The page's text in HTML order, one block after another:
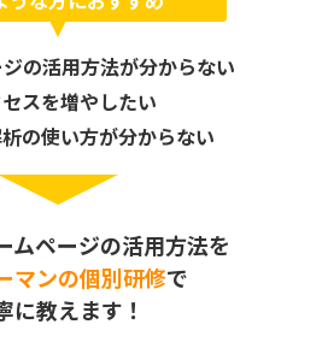
の活用方法が分からない
スを増やしたい
の使い方が分からない
ムページの活用方法を
マンの個別研修で
に教えます！